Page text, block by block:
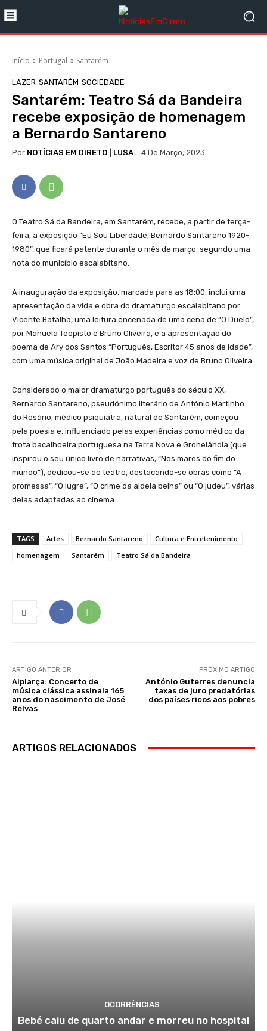
Início Portugal Santarém
LAZER SANTARÉM SOCIEDADE
Santarém: Teatro Sá da Bandeira
recebe exposição de homenagem
a Bernardo Santareno
Por NOTÍCIAS EM DIRETO | LUSA 4 De Março, 2023
O Teatro Sá da Bandeira, em Santarém, recebe, a partir de terça-
feira, a exposição “Eu Sou Liberdade, Bernardo Santareno 1920-
1980”, que ficará patente durante o mês de março, segundo uma
nota do município escalabitano.
A inauguração da exposição, marcada para as 18:00, inclui uma
apresentação da vida e obra do dramaturgo escalabitano por
Vicente Batalha, uma leitura encenada de uma cena de “O Duelo”,
por Manuela Teopisto e Bruno Oliveira, e a apresentação do
poema de Ary dos Santos “Português, Escritor 45 anos de idade”,
com uma música original de João Madeira e voz de Bruno Oliveira.
Considerado o maior dramaturgo português do século XX,
Bernardo Santareno, pseudónimo literário de António Martinho
do Rosário, médico psiquiatra, natural de Santarém, começou
pela poesia e, influenciado pelas experiências como médico da
frota bacalhoeira portuguesa na Terra Nova e Gronelândia (que
inspirou o seu único livro de narrativas, “Nos mares do fim do
mundo”), dedicou-se ao teatro, destacando-se obras como “A
promessa”, “O lugre”, “O crime da aldeia belha” ou “O judeu”, várias
delas adaptadas ao cinema.
TAGS Artes Bernardo Santareno
Cultura e Entretenimento
homenagem
Santarém Teatro Sá da Bandeira
ARTIGO ANTERIOR
Alpiarça: Concerto de
música clássica assinala 165
anos do nascimento de José
Relvas
PRÓXIMO ARTIGO
António Guterres denuncia
taxas de juro predatórias
dos países ricos aos pobres
ARTIGOS RELACIONADOS
OCORRÊNCIAS
Bebé caiu de quarto andar e morreu no hospital